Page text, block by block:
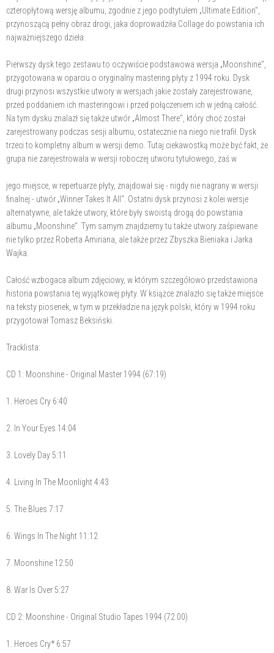
czteropłytową wersję albumu, zgodnie z jego podtytułem „Ultimate Edition",
przynoszącą pełny obraz drogi, jaka doprowadziła Collage do powstania ich
najważniejszego dzieła.
Pierwszy dysk tego zestawu to oczywiście podstawowa wersja „Moonshine",
przygotowana w oparciu o oryginalny mastering płyty z 1994 roku. Dysk
drugi przynosi wszystkie utwory w wersjach jakie zostały zarejestrowane,
przed poddaniem ich masteringowi i przed połączeniem ich w jedną całość.
Na tym dysku znalazł się także utwór „Almost There", który choć został
zarejestrowany podczas sesji albumu, ostatecznie na niego nie trafił. Dysk
trzeci to kompletny album w wersji demo. Tutaj ciekawostką może być fakt, że
grupa nie zarejestrowała w wersji roboczej utworu tytułowego, zaś w
jego miejsce, w repertuarze płyty, znajdował się - nigdy nie nagrany w wersji
finalnej - utwór „Winner Takes It All". Ostatni dysk przynosi z kolei wersje
alternatywne, ale także utwory, które były swoistą drogą do powstania
albumu „Moonshine". Tym samym znajdziemy tu także utwory zaśpiewane
nie tylko przez Roberta Amiriana, ale także przez Zbyszka Bieniaka i Jarka
Wajka.
Całość wzbogaca album zdjęciowy, w którym szczegółowo przedstawiona
historia powstania tej wyjątkowej płyty. W książce znalazło się także miejsce
na teksty piosenek, w tym w przekładzie na język polski, który w 1994 roku
przygotował Tomasz Beksiński.
Tracklista:
CD 1: Moonshine - Original Master 1994 (67:19)
1. Heroes Cry 6:40
2. In Your Eyes 14:04
3. Lovely Day 5:11
4. Living In The Moonlight 4:43
5. The Blues 7:17
6. Wings In The Night 11:12
7. Moonshine 12:50
8. War Is Over 5:27
CD 2: Moonshine - Original Studio Tapes 1994 (72.00)
1. Heroes Cry* 6:57